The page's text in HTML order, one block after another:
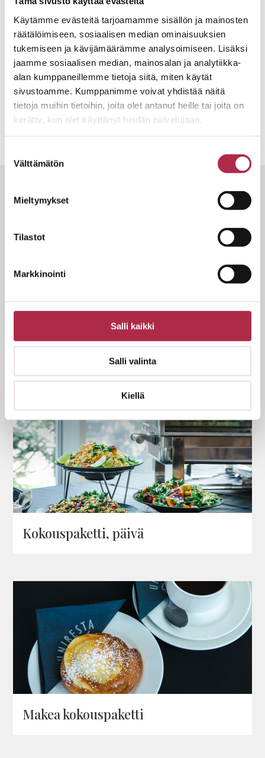
Käytämme evästeitä tarjoamamme sisällön ja mainosten
räätälöimiseen, sosiaalisen median ominaisuuksien
tukemiseen ja kävijämäärämme analysoimiseen. Lisäksi
jaamme sosiaalisen median, mainosalan ja analytiikka-
alan kumppaneillemme tietoja siitä, miten käytät
sivustoamme. Kumppanimme voivat yhdistää näitä
tietoja muihin tietoihin, joita olet antanut heille tai joita on
kerätty, kun olet käyttänyt heidän palvelujaan.
valinta
Välttämätön
Mieltymykset
Tilastot
Markkinointi
Salli kaikki
Salli valinta
Kiellä
Ohjeita tilaukseen:
Jos tarvitset henkilökuntaa, astiat tai pöytäliinat,
ota yhteyttäcatering@uniresta.fitai044 3500 427
Tilaukset viimeistään viikkoa ennen tilaisuutta.
Henkilömäärää mahdollisuus nostaa vielä viikkoa ennen
tilaisuutta.
Kokous­kahvit makealla ja suo­lai­sella
Kokous­pa­ketti, päivä
Makea kokous­pa­ketti